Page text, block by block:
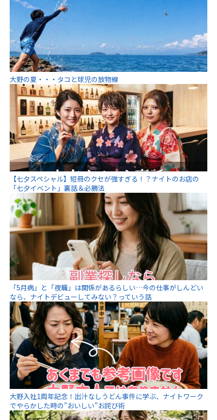
大野の夏・・・タコと球児の放物線
【七夕スペシャル】短冊のクセが強すぎる！？ナイトのお店の
「七夕イベント」裏話＆必勝法
「5月病」と「夜職」は関係があるらしい…今の仕事がしんどい
なら、ナイトデビューしてみない？っていう話
大野入社1周年記念！出汁なしうどん事件に学ぶ、ナイトワーク
でやらかした時の”おいしい”お詫び術